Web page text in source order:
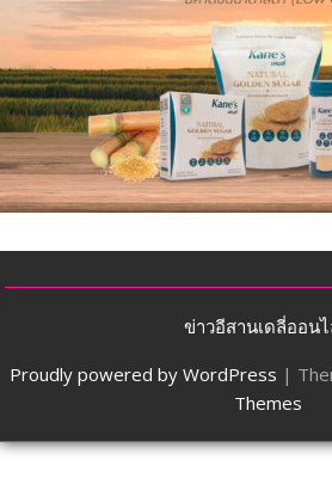
ข่าวอีสานเดลี่ออน
Proudly powered by WordPress |
Themes